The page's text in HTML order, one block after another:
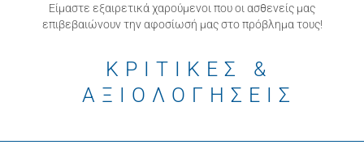
Είμαστε εξαιρετικά χαρούμενοι που οι ασθενείς μας
επιβεβαιώνουν την αφοσίωσή μας στο πρόβλημα τους!
ΚΡΙΤΙΚΕΣ &
ΑΞΙΟΛΟΓΗΣΕΙΣ